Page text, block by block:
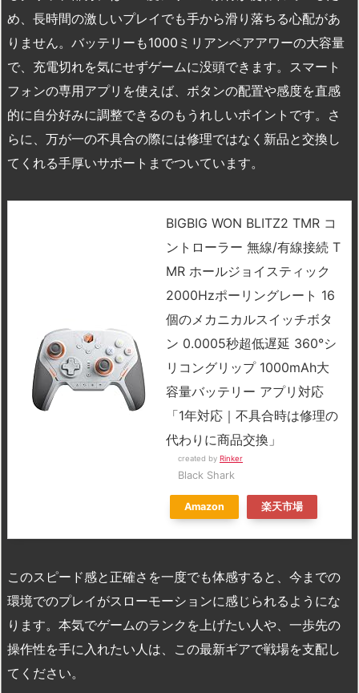
め、長時間の激しいプレイでも手から滑り落ちる心配があ
りません。バッテリーも1000ミリアンペアアワーの大容量
で、充電切れを気にせずゲームに没頭できます。スマート
フォンの専用アプリを使えば、ボタンの配置や感度を直感
的に自分好みに調整できるのもうれしいポイントです。さ
らに、万が一の不具合の際には修理ではなく新品と交換し
てくれる手厚いサポートまでついています。
BIGBIG WON BLITZ2 TMR コ
ントローラー 無線/有線接続 T
MR ホールジョイスティック
2000Hzポーリングレート 16
個のメカニカルスイッチボタ
ン 0.0005秒超低遅延 360°シ
リコングリップ 1000mAh大
容量バッテリー アプリ対応
「1年対応｜不具合時は修理の
代わりに商品交換」
created by Rinker
Black Shark
Amazon 楽天市場
このスピード感と正確さを一度でも体感すると、今までの
環境でのプレイがスローモーションに感じられるようにな
ります。本気でゲームのランクを上げたい人や、一歩先の
操作性を手に入れたい人は、この最新ギアで戦場を支配し
てください。